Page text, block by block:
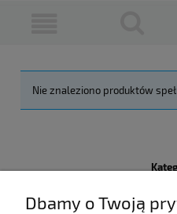
Nie znaleziono produktów
Dbamy o Twoją